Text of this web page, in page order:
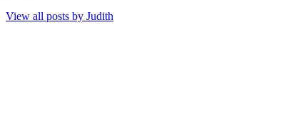
View all posts by Judith